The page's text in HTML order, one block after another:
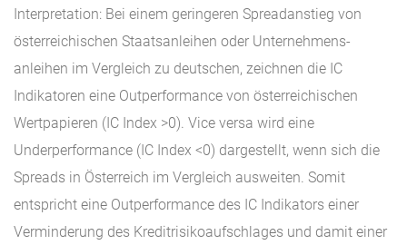
Interpretation: Bei einem geringeren Spreadanstieg von
österreichischen Staatsanleihen oder Unternehmens-
anleihen im Vergleich zu deutschen, zeichnen die IC
Indikatoren eine Outperformance von österreichischen
Wertpapieren (IC Index >0). Vice versa wird eine
Underperformance (IC Index <0) dargestellt, wenn sich die
Spreads in Österreich im Vergleich ausweiten. Somit
entspricht eine Outperformance des IC Indikators einer
Verminderung des Kreditrisikoaufschlages und damit einer